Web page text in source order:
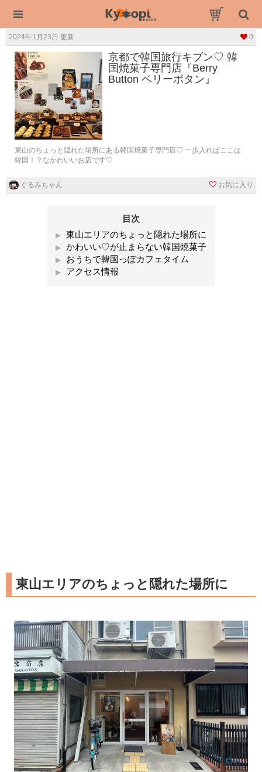
2024年1月23日 更新 0
京都で韓国旅行キブン♡ 韓
国焼菓子専門店『Berry
Button ベリーボタン』
東山のちょっと隠れた場所にある韓国焼菓子専門店♡ 一歩入ればここは
韓国！？なかわいいお店です♡
ぐるみちゃん お気に入り
目次
東山エリアのちょっと隠れた場所に
かわいい♡が止まらない韓国焼菓子
おうちで韓国っぽカフェタイム
アクセス情報
東山エリアのちょっと隠れた場所に